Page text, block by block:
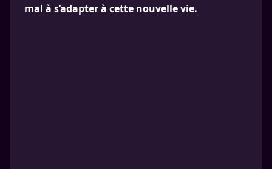
mal à s’adapter à cette nouvelle vie.